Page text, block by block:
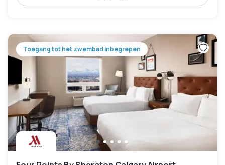
Toegang tot het zwembad inbegrepen